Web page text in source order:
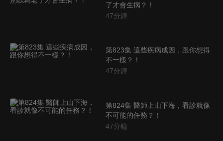
了才會生病？！
47分鐘
第823集 這些疾病成因，跟你想得
不一樣？！
47分鐘
第824集 醫師上山下海，看診就像
不可能的任務？！
47分鐘